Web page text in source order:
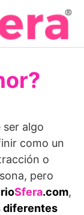
ser algo
como un
o
pero
Sfera.com,
diferentes